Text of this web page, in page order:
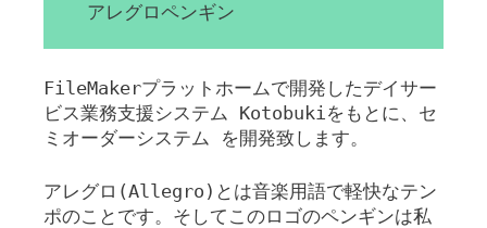
アレグロペンギン
FileMakerプラットホームで開発したデイサー
ビス業務支援システム Kotobukiをもとに、セ
ミオーダーシステム を開発致します。
アレグロ(Allegro)とは音楽用語で軽快なテン
ポのことです。そしてこのロゴのペンギンは私